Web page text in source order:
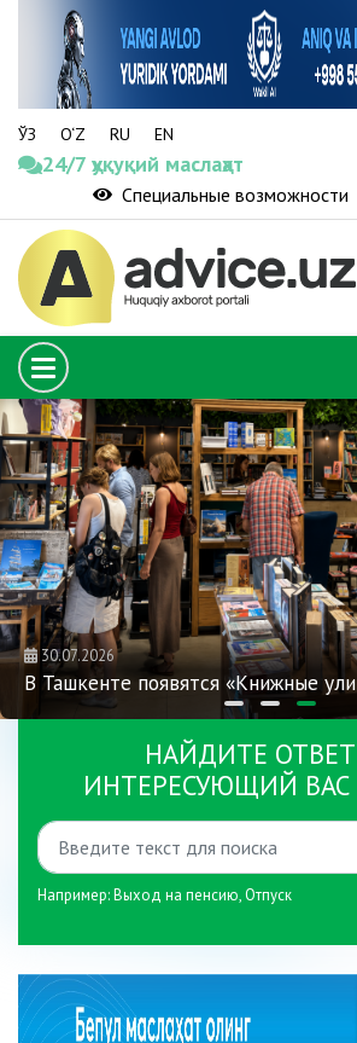
ЎЗ O‘Z RU EN
24/7 ҳуқуқий маслаҳат
Специальные возможности
30.07.2026
В Ташкенте появятся «Книжные
НАЙДИТЕ
ИНТЕРЕСУЮЩИЙ ВАС
Например:Выход на пенсию,Отпуск